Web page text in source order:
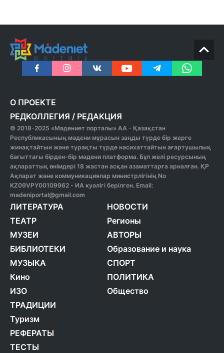
О ПРОЕКТЕ
РЕДКОЛЛЕГИЯ / РЕДАКЦИЯ
© 2018-2025 «Мәдениет порталы» АА - Қазақстан
Республикасының мәдени мұрасын заңды түрде бір жерге
жинақтайтын және тұрақты түрде насихаттайтын ағартушылық
бағыттағы бірден-бір мәдени платформа. Бұл желі ресурсының
ақпараттық өнімдері 18 жастан асқан азаматтарға арналған. ҚР
Ақпарат және коммуникациялар министрлігінің No
KZ09VPY00109962 - ИА куәлігі берілген. Email:
madeniportal@gmail.com
ЛИТЕРАТУРА
ТЕАТР
МУЗЕИ
БИБЛИОТЕКИ
МУЗЫКА
Кино
ИЗО
ТРАДИЦИИ
Туризм
РЕФЕРАТЫ
ТЕСТЫ
НОВОСТИ
Регионы
АВТОРЫ
Образование и наука
СПОРТ
ПОЛИТИКА
Общество